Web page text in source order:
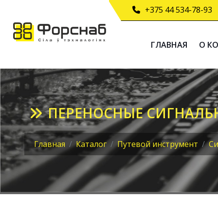
+375 44 534-78-93
ГЛАВНАЯ О
ПЕРЕНОСНЫЕ
Главная Каталог Путевой инструмент